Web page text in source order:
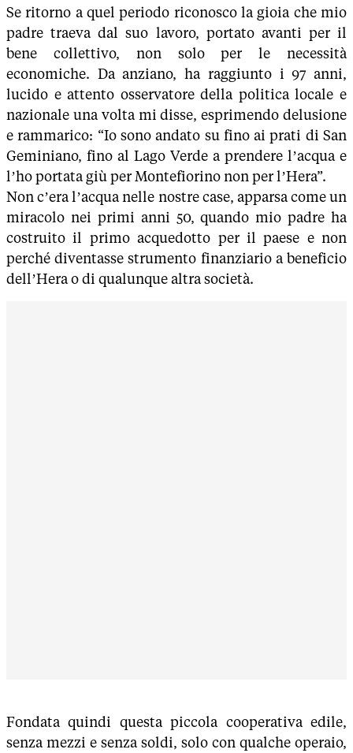
Se ritorno a quel periodo riconosco la gioia che mio
padre traeva dal suo lavoro, portato avanti per il
bene collettivo, non solo per le necessità
economiche. Da anziano, ha raggiunto i 97 anni,
lucido e attento osservatore della politica locale e
nazionale una volta mi disse, esprimendo delusione
e rammarico: “Io sono andato su fino ai prati di San
Geminiano, fino al Lago Verde a prendere l’acqua e
l’ho portata giù per Montefiorino non per l’Hera”.
Non c’era l’acqua nelle nostre case, apparsa come un
miracolo nei primi anni 50, quando mio padre ha
costruito il primo acquedotto per il paese e non
perché diventasse strumento finanziario a beneficio
dell’Hera o di qualunque altra società.
Fondata quindi questa piccola cooperativa edile,
senza mezzi e senza soldi, solo con qualche operaio,